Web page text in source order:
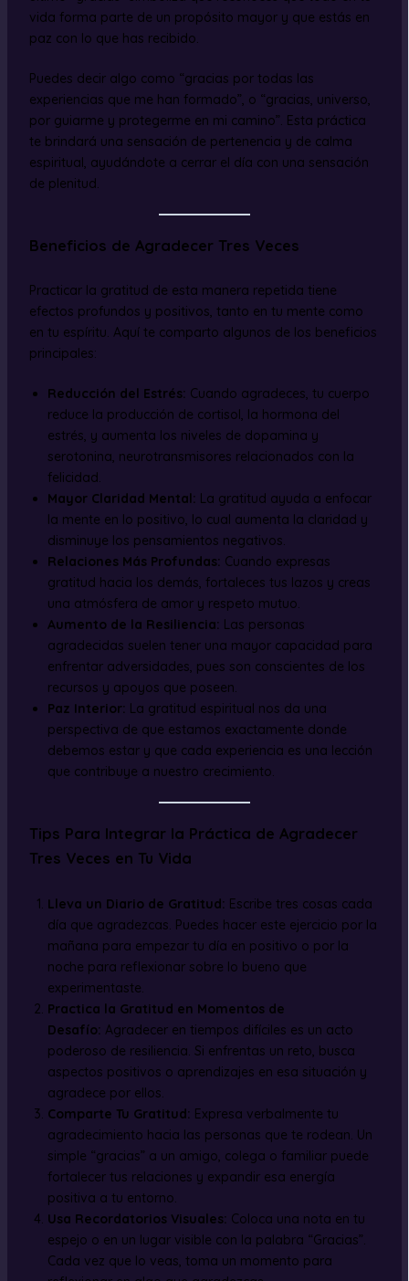
vida forma parte de un propósito mayor y que estás en
paz con lo que has recibido.
Puedes decir algo como “gracias por todas las
experiencias que me han formado”, o “gracias, universo,
por guiarme y protegerme en mi camino”. Esta práctica
te brindará una sensación de pertenencia y de calma
espiritual, ayudándote a cerrar el día con una sensación
de plenitud.
Beneficios de Agradecer Tres Veces
Practicar la gratitud de esta manera repetida tiene
efectos profundos y positivos, tanto en tu mente como
en tu espíritu. Aquí te comparto algunos de los beneficios
principales:
Reducción del Estrés: Cuando agradeces, tu cuerpo
reduce la producción de cortisol, la hormona del
estrés, y aumenta los niveles de dopamina y
serotonina, neurotransmisores relacionados con la
felicidad.
Mayor Claridad Mental: La gratitud ayuda a enfocar
la mente en lo positivo, lo cual aumenta la claridad y
disminuye los pensamientos negativos.
Relaciones Más Profundas: Cuando expresas
gratitud hacia los demás, fortaleces tus lazos y creas
una atmósfera de amor y respeto mutuo.
Aumento de la Resiliencia: Las personas
agradecidas suelen tener una mayor capacidad para
enfrentar adversidades, pues son conscientes de los
recursos y apoyos que poseen.
Paz Interior: La gratitud espiritual nos da una
perspectiva de que estamos exactamente donde
debemos estar y que cada experiencia es una lección
que contribuye a nuestro crecimiento.
Tips Para Integrar la Práctica de Agradecer
Tres Veces en Tu Vida
Lleva un Diario de Gratitud: Escribe tres cosas cada
día que agradezcas. Puedes hacer este ejercicio por la
mañana para empezar tu día en positivo o por la
noche para reflexionar sobre lo bueno que
experimentaste.
Practica la Gratitud en Momentos de
Desafío: Agradecer en tiempos difíciles es un acto
poderoso de resiliencia. Si enfrentas un reto, busca
aspectos positivos o aprendizajes en esa situación y
agradece por ellos.
Comparte Tu Gratitud: Expresa verbalmente tu
agradecimiento hacia las personas que te rodean. Un
simple “gracias” a un amigo, colega o familiar puede
fortalecer tus relaciones y expandir esa energía
positiva a tu entorno.
Usa Recordatorios Visuales: Coloca una nota en tu
espejo o en un lugar visible con la palabra “Gracias”.
Cada vez que lo veas, toma un momento para